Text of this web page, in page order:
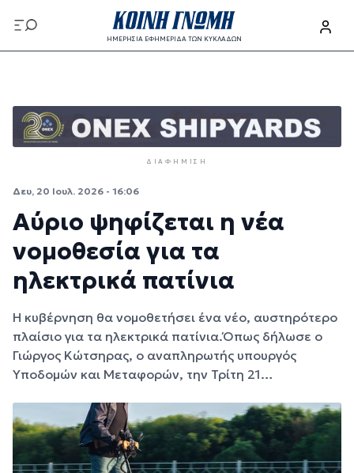
Παράκαμψη προς το κυρίως περιεχόμενο
ΗΜΕΡΗΣΙΑ ΕΦΗΜΕΡΙΔΑ ΤΩΝ ΚΥΚΛΑΔΩΝ
ΔΙΑΦΉΜΙΣΗ
Δευ, 20 Ιουλ. 2026 - 16:06
Αύριο ψηφίζεται η νέα
νομοθεσία για τα
ηλεκτρικά πατίνια
Η κυβέρνηση θα νομοθετήσει ένα νέο, αυστηρότερο
πλαίσιο για τα ηλεκτρικά πατίνια.Όπως δήλωσε ο
Γιώργος Κώτσηρας, ο αναπληρωτής υπουργός
Υποδομών και Μεταφορών, την Τρίτη 21…